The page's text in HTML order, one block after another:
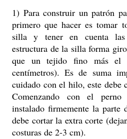
1) Para construir un patrón
primero que hacer es tomar
silla y tener en cuenta las
estructura de la silla forma
que un tejido fino más el
centímetros). Es de suma
cuidado con el hilo, este debe
Comenzando con el
instalado firmemente la parte
debe cortar la extra corte
costuras de 2-3 cm).